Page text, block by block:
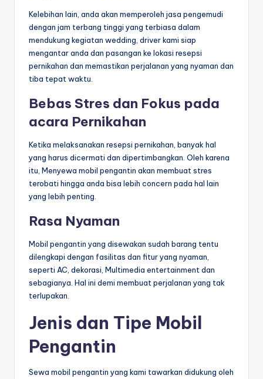
Kelebihan lain, anda akan memperoleh jasa pengemudi
dengan jam terbang tinggi yang terbiasa dalam
mendukung kegiatan wedding, driver kami siap
mengantar anda dan pasangan ke lokasi resepsi
pernikahan dan memastikan perjalanan yang nyaman dan
tiba tepat waktu.
Bebas Stres dan Fokus pada
acara Pernikahan
Ketika melaksanakan resepsi pernikahan, banyak hal
yang harus dicermati dan dipertimbangkan. Oleh karena
itu, Menyewa mobil pengantin akan membuat stres
terobati hingga anda bisa lebih concern pada hal lain
yang lebih penting.
Rasa Nyaman
Mobil pengantin yang disewakan sudah barang tentu
dilengkapi dengan fasilitas dan fitur yang nyaman,
seperti AC, dekorasi, Multimedia entertainment dan
sebagianya. Hal ini demi membuat perjalanan yang tak
terlupakan.
Jenis dan Tipe Mobil
Pengantin
Sewa mobil pengantin yang kami tawarkan didukung oleh